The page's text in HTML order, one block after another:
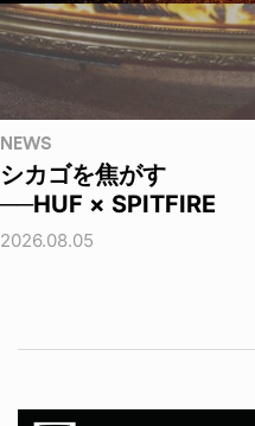
NEWS
シカゴを焦がす
──HUF × SPITFIRE
2026.08.05